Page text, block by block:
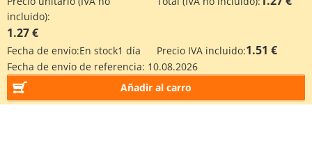
incluido):
1.27 €
Fecha de envío:En stock1 día Precio IVA incluido:1.51 €
Fecha de envío de referencia: 10.08.2026
Añadir al carro